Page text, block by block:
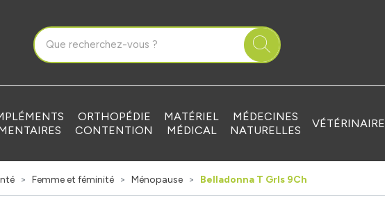
Grandvilliers Votre pharmacie en ligne à votre service
ORTHOPÉDIE
CONTENTION
MATÉRIEL
MÉDICAL
MÉDECINES
NATURELLES
VÉTÉRINAIRE
Femme et féminité Ménopause Belladonna T Grls 9Ch